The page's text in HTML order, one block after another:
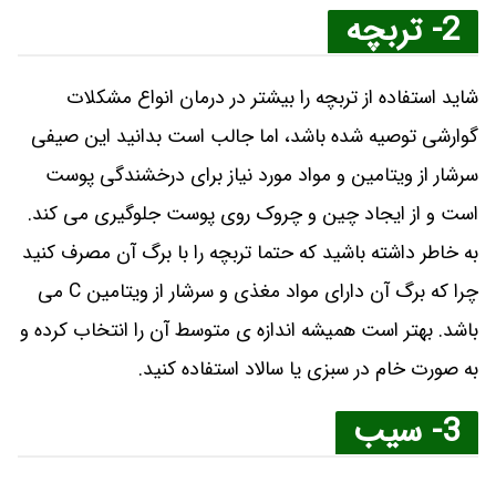
2- تربچه
شاید استفاده از تربچه را بیشتر در درمان انواع مشکلات
گوارشی توصیه شده باشد، اما جالب است بدانید این صیفی
سرشار از ویتامین و مواد مورد نیاز برای درخشندگی پوست
است و از ایجاد چین و چروک روی پوست جلوگیری می کند.
به خاطر داشته باشید که حتما تربچه را با برگ آن مصرف کنید
چرا که برگ آن دارای مواد مغذی و سرشار از ویتامین C می
باشد. بهتر است همیشه اندازه ی متوسط آن را انتخاب کرده و
به صورت خام در سبزی یا سالاد استفاده کنید.
3- سیب